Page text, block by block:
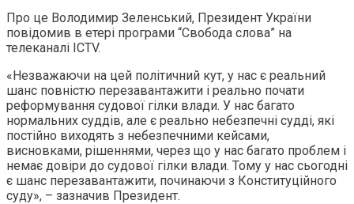
Про це Володимир Зеленський, Президент України
повідомив в етері програми “Свобода слова” на
телеканалі ICTV.
«Незважаючи на цей політичний кут, у нас є реальний
шанс повністю перезавантажити і реально почати
реформування судової гілки влади. У нас багато
нормальних суддів, але є реально небезпечні судді, які
постійно виходять з небезпечними кейсами,
висновками, рішеннями, через що у нас багато проблем і
немає довіри до судової гілки влади. Тому у нас сьогодні
є шанс перезавантажити, починаючи з Конституційного
суду», – зазначив Президент.